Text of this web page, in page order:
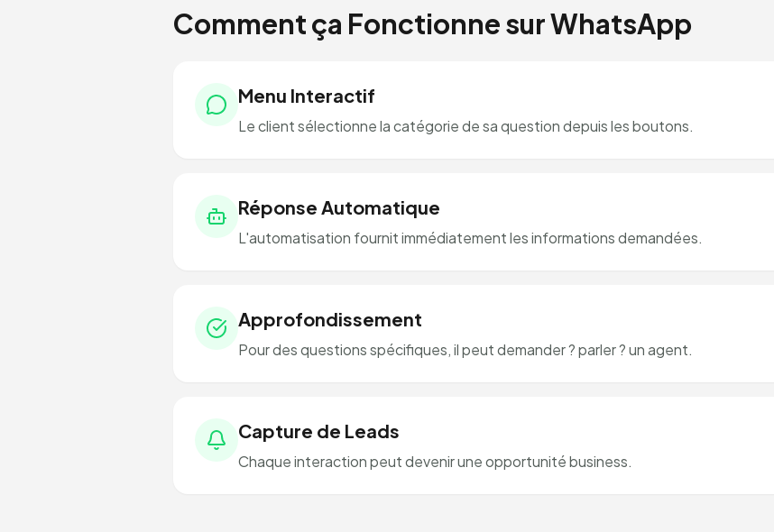
Comment ça Fonctionne sur WhatsApp
Menu Interactif
Le client sélectionne la catégorie de sa question depuis les boutons.
Réponse Automatique
L'automatisation fournit immédiatement les informations demandées.
Approfondissement
Pour des questions spécifiques, il peut demander ? parler ? un agent.
Capture de Leads
Chaque interaction peut devenir une opportunité business.